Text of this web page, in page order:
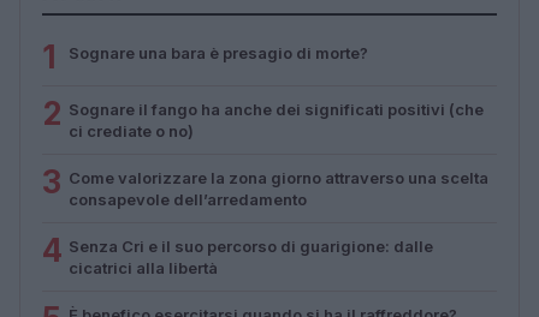
1 Sognare una bara è presagio di morte?
2 Sognare il fango ha anche dei significati positivi (che
ci crediate o no)
3 Come valorizzare la zona giorno attraverso una scelta
consapevole dell’arredamento
4 Senza Cri e il suo percorso di guarigione: dalle
cicatrici alla libertà